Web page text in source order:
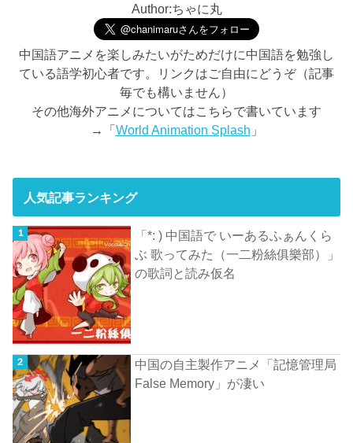
Author:ちゃに丸
中国語アニメを楽しみたいがためだけに中国語を勉強し
ている語学初心者です。リンクはご自由にどうぞ（記事
毎でも構いません）
その他海外アニメについてはこちらで書いています
→「World Animation Splash 」
人気記事ランキング
「*: ) 中国語で いーあるふぁんくら
ぶ 歌ってみた（一二粉絲俱樂部）」
の歌詞と読み仮名
中国の自主製作アニメ「記憶管理局
False Memory」が凄い